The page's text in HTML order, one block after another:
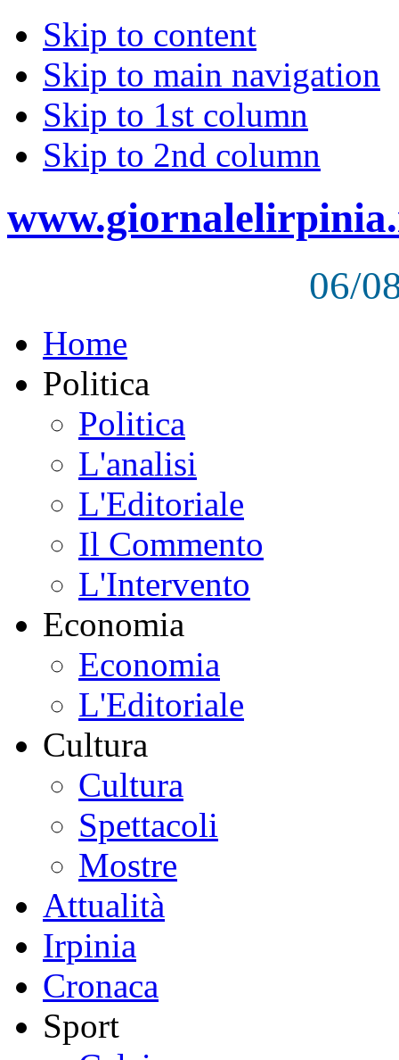
Skip to content
Skip to main navigation
Skip to 1st column
Skip to 2nd column
06/
Home
Politica
Politica
L'analisi
L'Editoriale
Il Commento
L'Intervento
Economia
Economia
L'Editoriale
Cultura
Cultura
Spettacoli
Mostre
Attualità
Irpinia
Cronaca
Sport